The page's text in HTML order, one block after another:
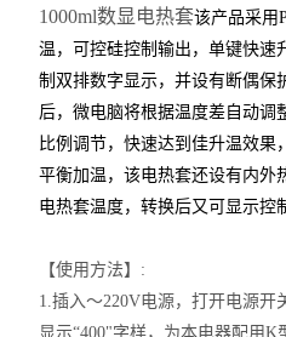
1000ml数显电热套该产品采用
温，可控硅控制输出，单键快速
制双排数字显示，并设有断偶保
后，微电脑将根据温度差自动调
比例调节，快速达到佳升温效果
平衡加温，该电热套还设有内外
电热套温度，转换后又可显示控
【使用方法】:
1.插入～220V电源，打开电源开
显示“400"字样，为本电器配用